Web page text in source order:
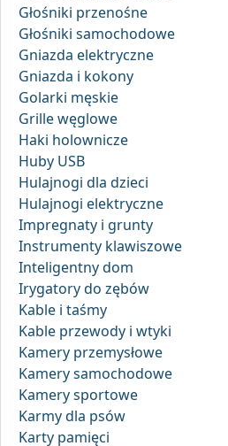
Głośniki przenośne
Głośniki samochodowe
Gniazda elektryczne
Gniazda i kokony
Golarki męskie
Grille węglowe
Haki holownicze
Huby USB
Hulajnogi dla dzieci
Hulajnogi elektryczne
Impregnaty i grunty
Instrumenty klawiszowe
Inteligentny dom
Irygatory do zębów
Kable i taśmy
Kable przewody i wtyki
Kamery przemysłowe
Kamery samochodowe
Kamery sportowe
Karmy dla psów
Karty pamięci